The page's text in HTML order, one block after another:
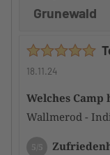
Gute
Zeitplan und
bekannt,
Wir kommen
Zustand
Grunewald
18.11.24
Welches Camp
Wallmerod -
5/5